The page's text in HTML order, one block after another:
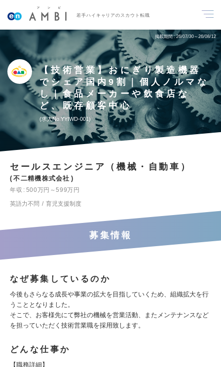
若手ハイキャリアのスカウト転職
掲載期間 26/07/30～26/08/12
【技術営業】おにぎり製造機器
でシェア国内9割｜個人ノルマな
し｜食品メーカーや飲食店な
ど、既存顧客中心
求人No.YYIWD-001
セールスエンジニア（機械・自動車）
不二精機株式会社
年収
500万円～599万円
英語力不問
育児支援制度
募集情報
なぜ募集しているのか
今後もさらなる成長や事業の拡大を目指していくため、組織拡大を行
うこととなりました。
そこで、お客様先にて弊社の機械を営業活動、またメンテナンスなど
を担っていただく技術営業職を採用致します。
どんな仕事か
【職務詳細】